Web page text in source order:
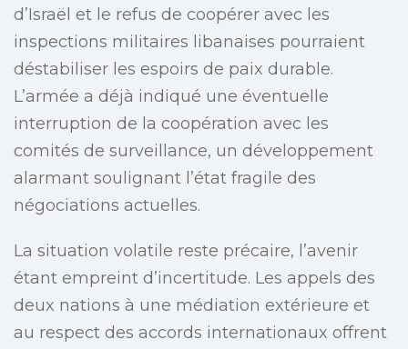
d’Israël et le refus de coopérer avec les
inspections militaires libanaises pourraient
déstabiliser les espoirs de paix durable.
L’armée a déjà indiqué une éventuelle
interruption de la coopération avec les
comités de surveillance, un développement
alarmant soulignant l’état fragile des
négociations actuelles.
La situation volatile reste précaire, l’avenir
étant empreint d’incertitude. Les appels des
deux nations à une médiation extérieure et
au respect des accords internationaux offrent